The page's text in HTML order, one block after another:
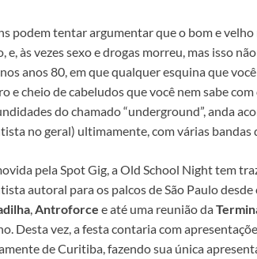
podem tentar argumentar que o bom e
e, às vezes sexo e drogas morreu, mas isso
anos 80, em que qualquer esquina que
e cheio de cabeludos que você nem sabe
do chamado “underground”, anda
no geral) ultimamente, com várias bandas
pela Spot Gig, a Old School Night tem
autoral para os palcos de São Paulo desde
,Antroforce e até uma reunião da
Desta vez, a festa contaria com
de Curitiba, fazendo sua única